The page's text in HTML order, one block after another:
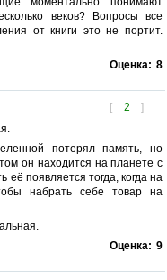
веков? Вопросы все
от книги это не портит.
Оценка: 8
[ 2 ]
потерял память, но
он находится на планете с
появляется тогда, когда на
набрать себе товар на
Оценка: 9